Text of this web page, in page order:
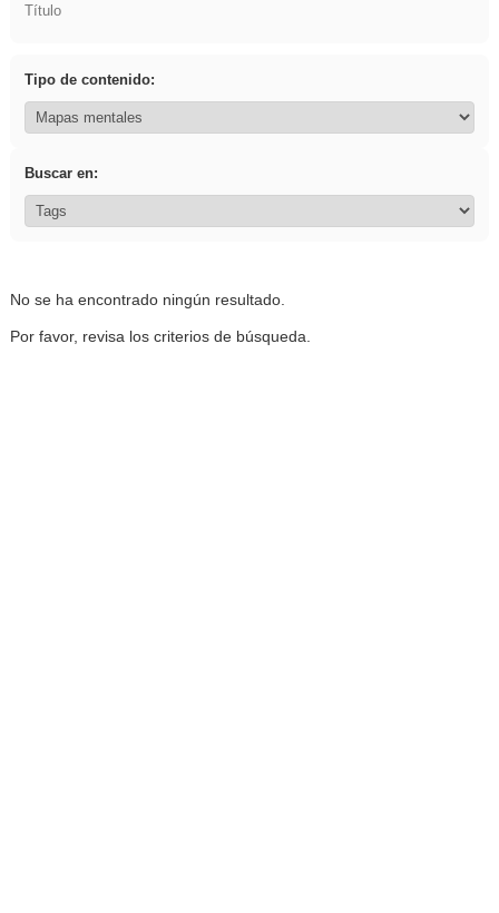
Título
Tipo de contenido:
Buscar en:
No se ha encontrado ningún resultado.
Por favor, revisa los criterios de búsqueda.